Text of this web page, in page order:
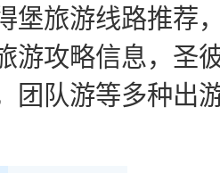
堡旅游线路推荐
游攻略信息， 圣
团队游等多种出